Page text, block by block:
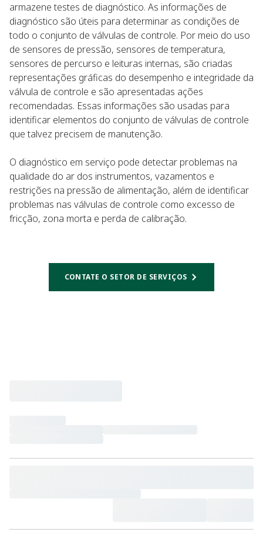
armazene testes de diagnóstico. As informações de
diagnóstico são úteis para determinar as condições de
todo o conjunto de válvulas de controle. Por meio do uso
de sensores de pressão, sensores de temperatura,
sensores de percurso e leituras internas, são criadas
representações gráficas do desempenho e integridade da
válvula de controle e são apresentadas ações
recomendadas. Essas informações são usadas para
identificar elementos do conjunto de válvulas de controle
que talvez precisem de manutenção.
O diagnóstico em serviço pode detectar problemas na
qualidade do ar dos instrumentos, vazamentos e
restrições na pressão de alimentação, além de identificar
problemas nas válvulas de controle como excesso de
fricção, zona morta e perda de calibração.
CONTATE O SETOR DE SERVIÇOS